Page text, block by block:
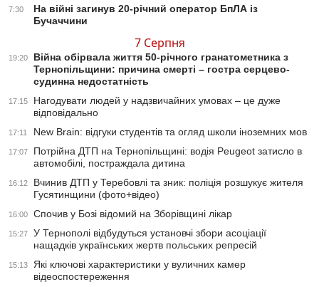
7:30
На війні загинув 20-річний оператор БпЛА із
Бучаччини
7 Серпня
19:20
Війна обірвала життя 50-річного гранатометника з
Тернопільщини: причина смерті – гостра серцево-
судинна недостатність
17:15
Нагодувати людей у надзвичайних умовах – це дуже
відповідально
17:11 New Brain: відгуки студентів та огляд школи іноземних мов
17:07
Потрійна ДТП на Тернопільщині: водія Peugeot затисло в
автомобілі, постраждала дитина
16:12
Вчинив ДТП у Теребовлі та зник: поліція розшукує жителя
Гусятинщини (фото+відео)
16:00 Спочив у Бозі відомий на Зборівщині лікар
15:27
У Тернополі відбудуться установчі збори асоціації
нащадків українських жертв польських репресій
15:13
Які ключові характеристики у вуличних камер
відеоспостереження